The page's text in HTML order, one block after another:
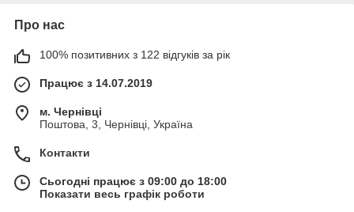
Про нас
100% позитивних з 122 відгуків за рік
Працює з 14.07.2019
м. Чернівці
Поштова, 3, Чернівці, Україна
Контакти
Сьогодні працює з 09:00 до 18:00
Показати весь графік роботи